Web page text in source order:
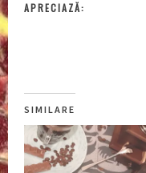
APRECIAZĂ:
SIMILARE